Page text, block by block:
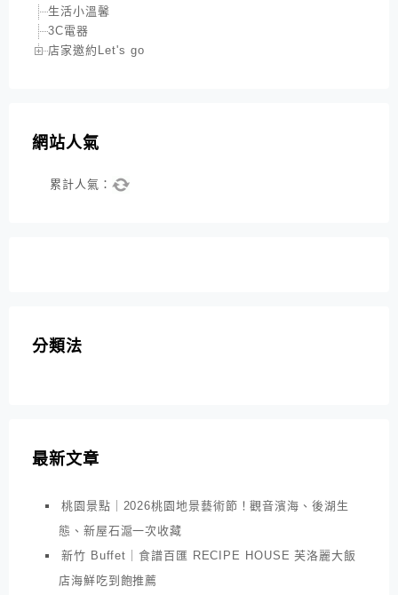
生活小溫馨
3C電器
店家邀約Let's go
網站人氣
累計人氣：
分類法
最新文章
桃園景點｜2026桃園地景藝術節！觀音濱海、後湖生
態、新屋石滬一次收藏
新竹 Buffet｜食譜百匯 RECIPE HOUSE 芙洛麗大飯
店海鮮吃到飽推薦